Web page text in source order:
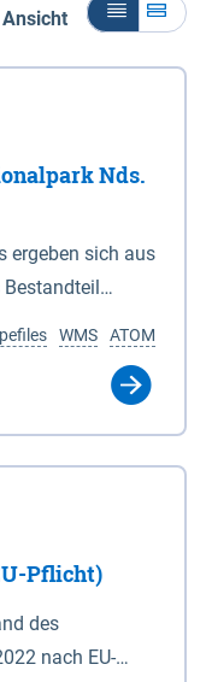
Ansicht
Nds.
ergeben sich aus
2), 2.
(AK5) im
(ETRS 89) mit
Abbildung
dargestellt
ATOM
WMS
Pflicht)
des
nach EU-